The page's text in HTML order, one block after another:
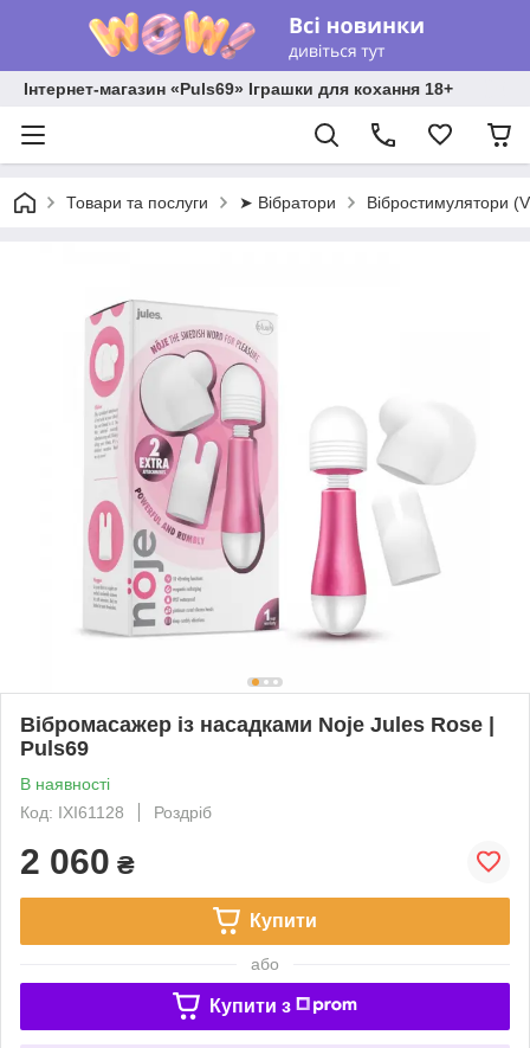
Інтернет-магазин «Puls69» Іграшки для кохання 18+
Товари та послуги ➤ Вібратори Вібростимулятори
Вібромасажер із насадками Noje Jules Rose |
Puls69
В наявності
Код: IXI61128
Роздріб
2 060 ₴
Купити
або
Купити з